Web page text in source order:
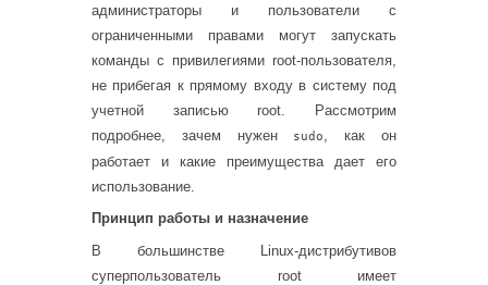
администраторы и пользователи с
ограниченными правами могут запускать
команды с привилегиями root-пользователя,
не прибегая к прямому входу в систему под
учетной записью root. Рассмотрим
подробнее, зачем нужен
sudo
, как он
работает и какие преимущества дает его
использование.
Принцип работы и назначение
В большинстве Linux-дистрибутивов
суперпользователь root имеет